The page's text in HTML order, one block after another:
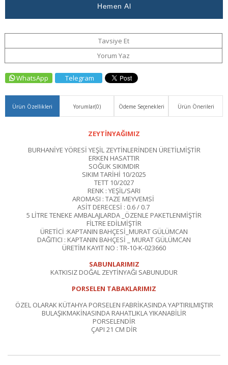
Tavsiye Et
Yorum Yaz
WhatsApp Telegram
Ürün Özellikleri Yorumlar(0) Ödeme Seçenekleri Ürün Önerileri
ZEYTİNYAĞIMIZ
BURHANİYE YÖRESİ YEŞİL ZEYTİNLERİNDEN ÜRETİLMİŞTİR
ERKEN HASATTIR
SOĞUK SIKIMDIR
SIKIM TARİHİ 10/2025
TETT 10/2027
RENK : YEŞİL/SARI
AROMASI : TAZE MEYVEMSİ
ASİT DERECESİ : 0.6 / 0.7
5 LİTRE TENEKE AMBALAJLARDA _ÖZENLE PAKETLENMİŞTİR
FİLTRE EDİLMİŞTİR
ÜRETİCİ :KAPTANIN BAHÇESİ_MURAT GÜLÜMCAN
DAĞITICI : KAPTANIN BAHÇESİ _ MURAT GÜLÜMCAN
ÜRETİM KAYIT NO : TR-10-K-023660
SABUNLARIMIZ
KATKISIZ DOĞAL ZEYTİNYAĞI SABUNUDUR
PORSELEN TABAKLARIMIZ
ÖZEL OLARAK KÜTAHYA PORSELEN FABRİKASINDA YAPTIRILMIŞTIR
BULAŞIKMAKİNASINDA RAHATLIKLA YIKANABİLİR
PORSELENDİR
ÇAPI 21 CM DİR